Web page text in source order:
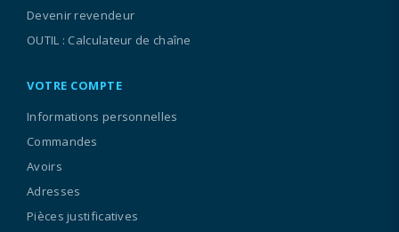
Devenir revendeur
OUTIL : Calculateur de chaîne
VOTRE COMPTE
Informations personnelles
Commandes
Avoirs
Adresses
Pièces justificatives